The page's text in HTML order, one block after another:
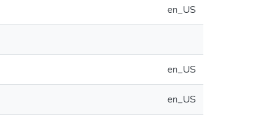
en_US
en_US
en_US